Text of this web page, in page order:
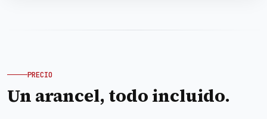
PRECIO
Un arancel, todo incluido.